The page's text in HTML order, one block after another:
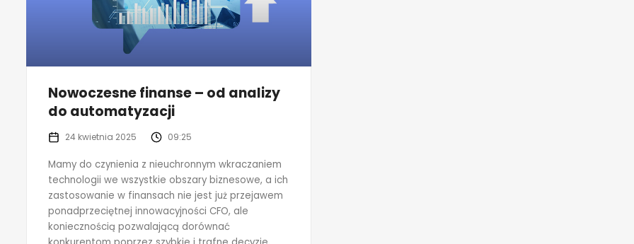
Nowoczesne finanse – od analizy
do automatyzacji
24 kwietnia 2025 09:25
Mamy do czynienia z nieuchronnym wkraczaniem
technologii we wszystkie obszary biznesowe, a ich
zastosowanie w finansach nie jest już przejawem
ponadprzeciętnej innowacyjności CFO, ale
koniecznością pozwalającą dorównać